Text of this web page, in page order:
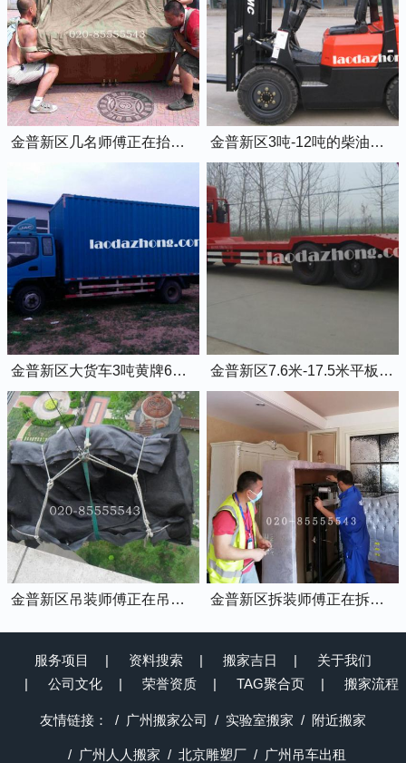
金普新区几名师傅正在抬钢琴上楼 金普新区3吨-12吨的柴油叉车出租
金普新区大货车3吨黄牌6米8的厢式货车 金普新区7.6米-17.5米平板货车出租
金普新区吊装师傅正在吊装物品上楼 金普新区拆装师傅正在拆装家具
服务项目 资料搜索 搬家吉日
关于我们
公司文化
荣誉资质 TAG聚合页 搬家流程
友情链接： 广州搬家公司 实验室搬家 附近搬家
广州人人搬家 北京雕塑厂 广州吊车出租